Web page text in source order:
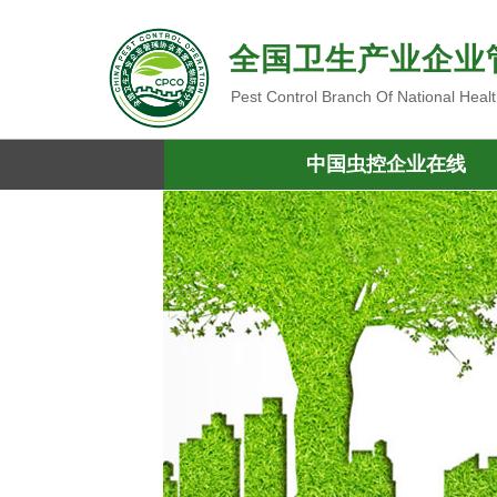
全国卫生产业企
Pest Control Branch Of National
中国虫控企业在线